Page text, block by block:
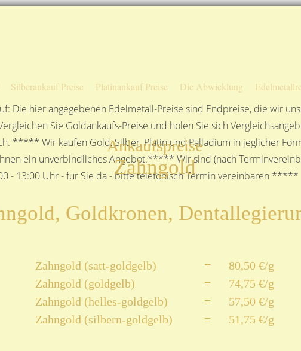
Silberankauf Preise Platinankauf Preise Die Abwicklung
Die hier angegebenen Edelmetall-Preise sind Endpreise, die wir
Sie Goldankaufs-Preise und holen Sie sich
***** Wir kaufen Gold, Silber, Platin und Palladium in jeglicher
ein unverbindliches Angebot.***** Wir sind (nach
- 13:00 Uhr - für Sie da - bitte telefonisch Termin vereinbaren *****
Ankaufspreise
Zahngold
Goldkronen,
Zahngold (satt-goldgelb) =
80,50 €/g
Zahngold (goldgelb)
=
74,75 €/g
Zahngold (helles-goldgelb)
=
57,50 €/g
Zahngold (silbern-goldgelb)
= 51,75 €/g